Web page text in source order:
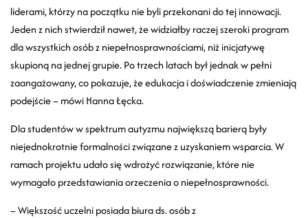
liderami, którzy na początku nie byli przekonani do tej innowacji.
Jeden z nich stwierdził nawet, że widziałby raczej szeroki program
dla wszystkich osób z niepełnosprawnościami, niż inicjatywę
skupioną na jednej grupie. Po trzech latach był jednak w pełni
zaangażowany, co pokazuje, że edukacja i doświadczenie zmieniają
podejście – mówi Hanna Łęcka.
Dla studentów w spektrum autyzmu największą barierą były
niejednokrotnie formalności związane z uzyskaniem wsparcia. W
ramach projektu udało się wdrożyć rozwiązanie, które nie
wymagało przedstawiania orzeczenia o niepełnosprawności.
–Większość uczelni posiada biura ds. osób z